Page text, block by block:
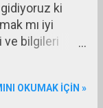
ki
mı iyi
ve bilgileri
OKUMAK IÇIN »